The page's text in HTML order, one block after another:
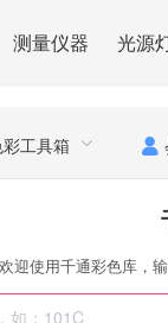
测量仪器 光源
工具箱
欢迎使用千通彩色库，